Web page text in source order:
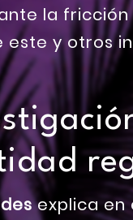
la
este y otros
explica en